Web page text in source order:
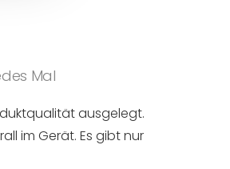
Mal
ausgelegt.
im Gerät. Es gibt nur